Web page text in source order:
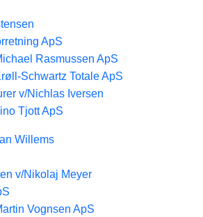
ApS
Rasmussen ApS
Schwartz Totale ApS
v/Nichlas Iversen
Tjott ApS
Willems
v/Nikolaj Meyer
Vognsen ApS